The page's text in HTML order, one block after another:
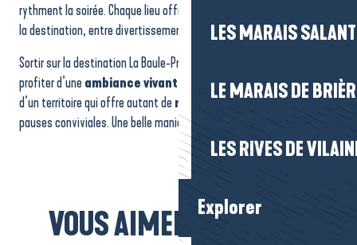
LES MARAIS
LE MARAIS DE
LES RIVES DE
Explorer
rythment la soirée. Chaque lieu offre une manière différente de vivre
la destination, entre divertissement, partage et découverte.
Sortir sur la destination La Baule-Presqu’île de Guérande, c’est
profiter d’uneambiance vivante
, accessible et variée, au cœur
d’un territoire qui offre autant demoments festifsque de
pauses conviviales. Une belle manière d’enrichir votre séjour.
VOUS AIMEREZ AUSSI...